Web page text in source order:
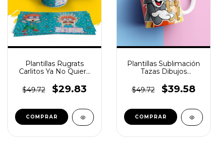
Plantillas Rugrats
Carlitos Ya No Quiero
$49.72
$29.83
Plantillas Sublimación
Tazas Dibujos
$49.72
$39.58